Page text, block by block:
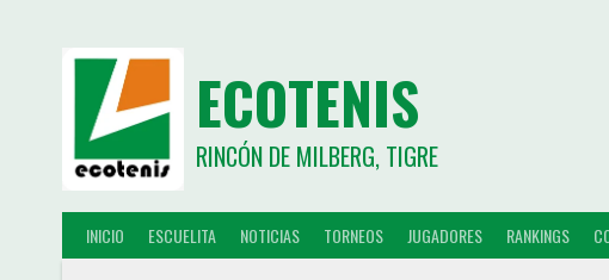
ECOTENIS
RINCÓN DE MILBERG, TIGRE
INICIO ESCUELITA NOTICIAS TORNEOS JUGADORES RANKINGS